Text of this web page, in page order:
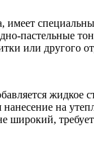
пастельные
или другого
жидкое
на